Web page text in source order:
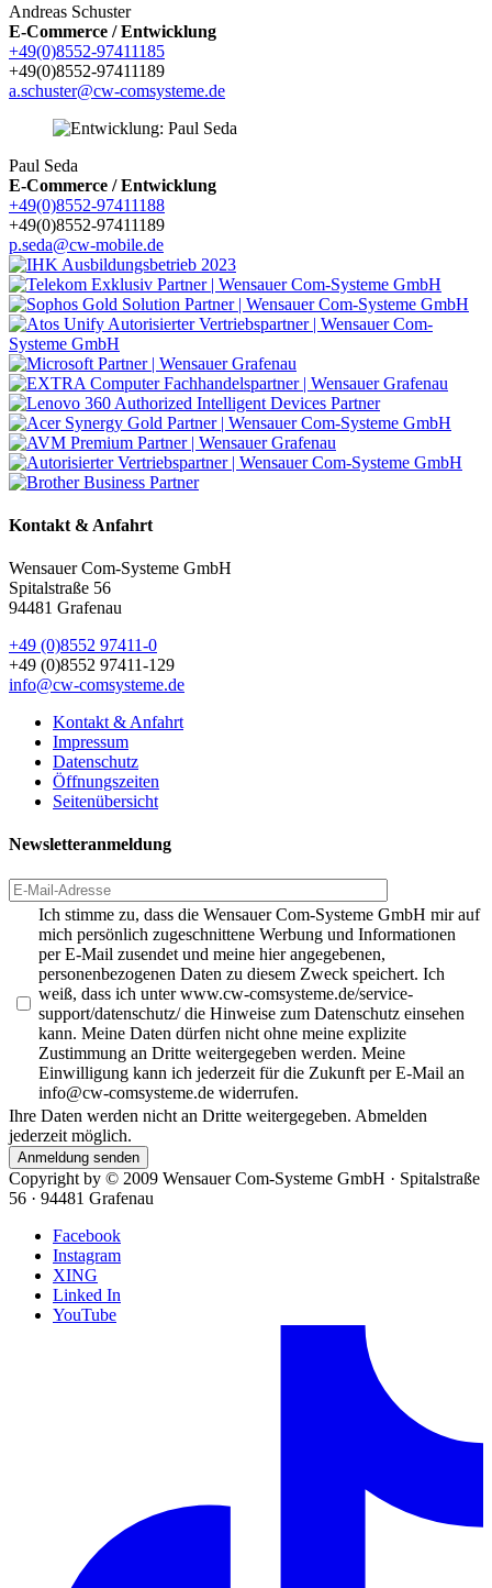
Andreas Schuster
E-Commerce / Entwicklung
+49(0)8552-97411185
+49(0)8552-97411189
a.schuster@cw-comsysteme.de
Paul Seda
E-Commerce / Entwicklung
+49(0)8552-97411188
+49(0)8552-97411189
p.seda@cw-mobile.de
Kontakt & Anfahrt
Wensauer Com-Systeme GmbH
Spitalstraße 56
94481 Grafenau
+49 (0)8552 97411-0
+49 (0)8552 97411-129
info@cw-comsysteme.de
Kontakt & Anfahrt
Impressum
Datenschutz
Öffnungszeiten
Seitenübersicht
Newsletteranmeldung
Ich stimme zu, dass die Wensauer Com-Systeme GmbH mir auf
mich persönlich zugeschnittene Werbung und Informationen
per E-Mail zusendet und meine hier angegebenen,
personenbezogenen Daten zu diesem Zweck speichert. Ich
weiß, dass ich unter www.cw-comsysteme.de/service-
support/datenschutz/ die Hinweise zum Datenschutz einsehen
kann. Meine Daten dürfen nicht ohne meine explizite
Zustimmung an Dritte weitergegeben werden. Meine
Einwilligung kann ich jederzeit für die Zukunft per E-Mail an
info@cw-comsysteme.de widerrufen.
Ihre Daten werden nicht an Dritte weitergegeben. Abmelden
jederzeit möglich.
Anmeldung senden
Copyright by © 2009 Wensauer Com-Systeme GmbH · Spitalstraße
56 · 94481 Grafenau
Facebook
Instagram
XING
Linked In
YouTube